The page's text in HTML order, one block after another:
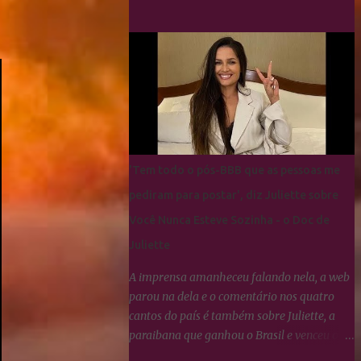
qual Juliette tinha dito que seria lindo ver
ela campeã da edição... Os Cactos não
esquecem uma maldade cometida contra
Juliette e a resposta foi imediata, ou seja,
nada fizeram por nenhum participante até
agora.
'Tem todo o pós-BBB que as pessoas me
pediram para postar', diz Juliette sobre
Você Nunca Esteve Sozinha - o Doc de
Juliette
A imprensa amanheceu falando nela, a web
parou na dela e o comentário nos quatro
cantos do país é também sobre Juliette, a
paraibana que ganhou o Brasil e venceu o